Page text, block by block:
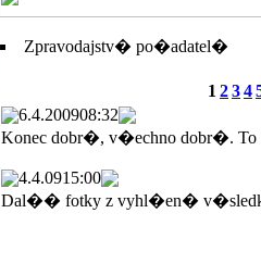
Zpravodajstv� po�adatel�
1 234
6.4.200908:32
Konec dobr�, v�echno dobr�.
4.4.0915:00
Dal�� fotky z vyhl�en�